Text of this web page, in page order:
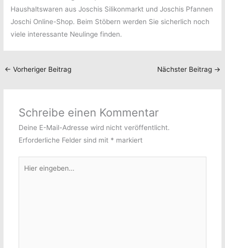
Haushaltswaren aus Joschis Silikonmarkt und Joschis Pfannen
Joschi Online-Shop. Beim Stöbern werden Sie sicherlich noch
viele interessante Neulinge finden.
← Vorheriger Beitrag Nächster Beitrag →
Schreibe einen Kommentar
Deine E-Mail-Adresse wird nicht veröffentlicht.
Erforderliche Felder sind mit * markiert
eingeben…